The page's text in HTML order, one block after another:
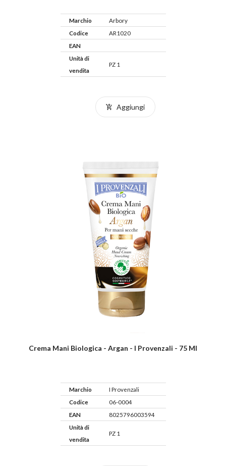
Marchio
Arbory
Codice
AR1020
EAN
Unità di
vendita
PZ 1
Aggiungi
Crema Mani Biologica - Argan - I Provenzali - 75 Ml
Marchio
I Provenzali
Codice
06-0004
EAN
8025796003594
Unità di
vendita
PZ 1